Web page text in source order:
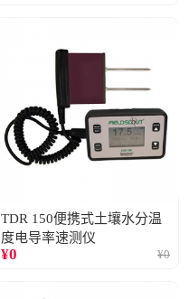
TDR 150便携式土壤水分温
度电导率速测仪
¥0 ¥0